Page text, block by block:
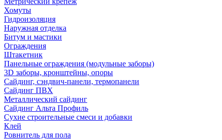
Хомуты
Гидроизоляция
Наружная отделка
Битум и мастики
Ограждения
Штакетник
Панельные ограждения (модульные заборы)
3D заборы, кронштейны, опоры
Cайдинг, сэндвич-панели, термопанели
Сайдинг ПВХ
Металлический сайдинг
Сайдинг Альта Профиль
Сухие строительные смеси и добавки
Клей
Ровнитель для пола